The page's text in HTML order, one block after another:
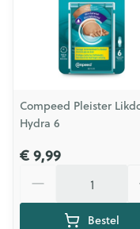
Compeed Pleister
Hydra 6
€ 9,99
Bestel